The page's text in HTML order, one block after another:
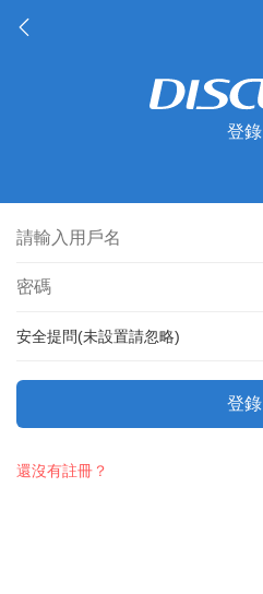
登錄
安全提問(未設置請忽略)
登錄
還沒有註冊？